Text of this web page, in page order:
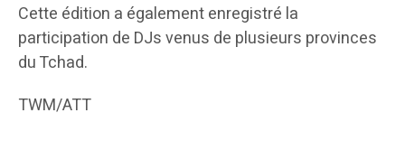
Cette édition a également enregistré la
participation de DJs venus de plusieurs provinces
du Tchad.
TWM/ATT